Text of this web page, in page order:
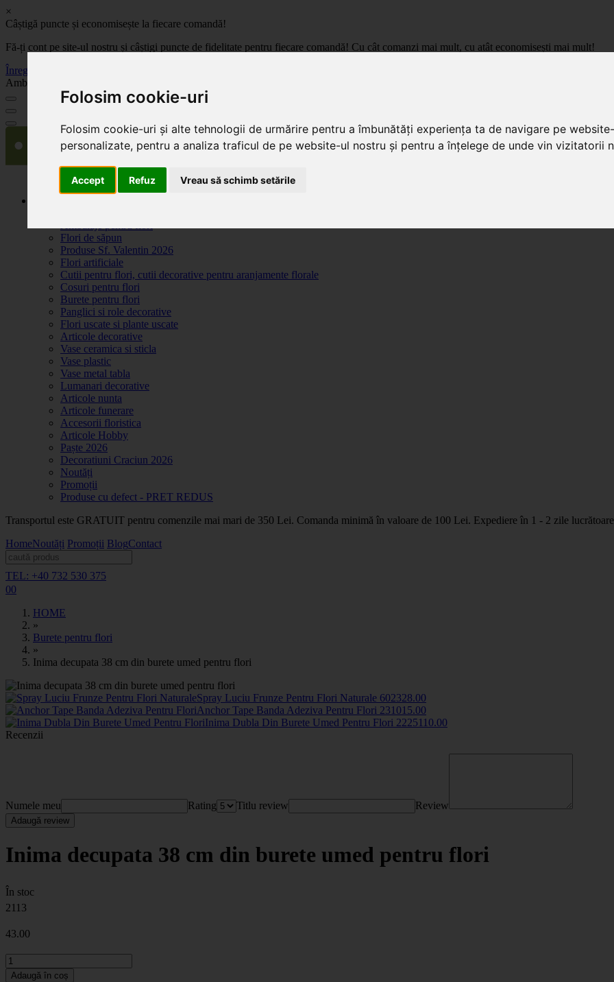
Folosim cookie-uri
Folosim cookie-uri și alte tehnologii de urmărire pentru a îmbunătăți experiența ta de navigare pe
personalizate, pentru a analiza traficul de pe website-ul nostru și pentru a înțelege de unde vin vizitatorii
Accept Refuz Vreau să schimb setările
×
Câștigă puncte și economisește la fiecare comandă!
Fă-ți cont pe site-ul nostru și câștigi puncte de fidelitate pentru fiecare comandă! Cu cât comanzi mai mult, cu atât economisești mai mult!
Înregistrează-te acum
Ambalaje, decoratiuni si accesorii pentru flori. Produse de calitate la pret de importator, cu livrare in toata Romania.
Flori de săpun
Produse Sf. Valentin 2026
Flori artificiale
Cutii pentru flori, cutii decorative pentru aranjamente florale
Cosuri pentru flori
Burete pentru flori
Panglici si role decorative
Flori uscate si plante uscate
Articole decorative
Vase ceramica si sticla
Vase plastic
Vase metal tabla
Lumanari decorative
Articole nunta
Articole funerare
Accesorii floristica
Articole Hobby
Paște 2026
Decoratiuni Craciun 2026
Noutăți
Promoții
Produse cu defect - PRET REDUS
Transportul este GRATUIT pentru comenzile mai mari de 350 Lei. Comanda minimă în valoare de 100 Lei. Expediere în 1 - 2 zile
HomeNoutăți Promoții BlogContact
TEL: +40 732 530 375
00
HOME
»
Burete pentru flori
»
Inima decupata 38 cm din burete umed pentru flori
Spray Luciu Frunze Pentru Flori Naturale 602328.00
Anchor Tape Banda Adeziva Pentru Flori 231015.00
Inima Dubla Din Burete Umed Pentru Flori 2225110.00
Recenzii
Numele meu Rating Titlu review Review
Adaugă review
Inima decupata 38 cm din burete umed pentru flori
În stoc
2113
43.00
Adaugă în coș